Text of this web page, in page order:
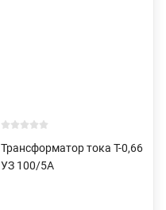
Трансформатор тока Т-0,66
УЗ 100/5А